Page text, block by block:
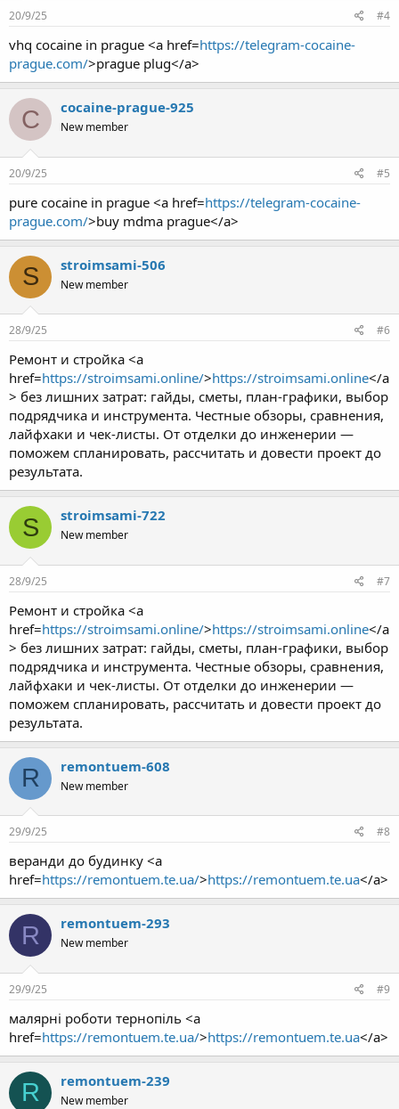
20/9/25 #4
vhq cocaine in prague <a href=https://telegram-cocaine-
prague.com/>prague plug</a>
C cocaine-prague-925
New member
20/9/25 #5
pure cocaine in prague <a href=https://telegram-cocaine-
prague.com/>buy mdma prague</a>
S stroimsami-506
New member
28/9/25 #6
Ремонт и стройка <a
href=https://stroimsami.online/>https://stroimsami.online</a
> без лишних затрат: гайды, сметы, план-графики, выбор
подрядчика и инструмента. Честные обзоры, сравнения,
лайфхаки и чек-листы. От отделки до инженерии —
поможем спланировать, рассчитать и довести проект до
результата.
S stroimsami-722
New member
28/9/25 #7
Ремонт и стройка <a
href=https://stroimsami.online/>https://stroimsami.online</a
> без лишних затрат: гайды, сметы, план-графики, выбор
подрядчика и инструмента. Честные обзоры, сравнения,
лайфхаки и чек-листы. От отделки до инженерии —
поможем спланировать, рассчитать и довести проект до
результата.
R remontuem-608
New member
29/9/25 #8
веранди до будинку <a
href=https://remontuem.te.ua/>https://remontuem.te.ua</a>
R remontuem-293
New member
29/9/25 #9
малярні роботи тернопіль <a
href=https://remontuem.te.ua/>https://remontuem.te.ua</a>
R remontuem-239
New member